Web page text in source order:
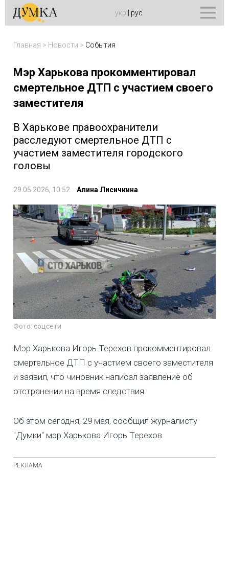
укр рус
Главная > Новости > События
Мэр Харькова прокомментировал
смертельное ДТП с участием своего
заместителя
В Харькове правоохранители
расследуют смертельное ДТП с
участием заместителя городского
головы
29.05.2026, 10:52 Алина Лисичкина
Фото: соцсети
Мэр Харькова Игорь Терехов прокомментировал
смертельное ДТП с участием своего заместителя
и заявил, что чиновник написал заявление об
отстранении на время следствия.
Об этом сегодня, 29 мая, сообщил журналисту
"Думки" мэр Харькова Игорь Терехов.